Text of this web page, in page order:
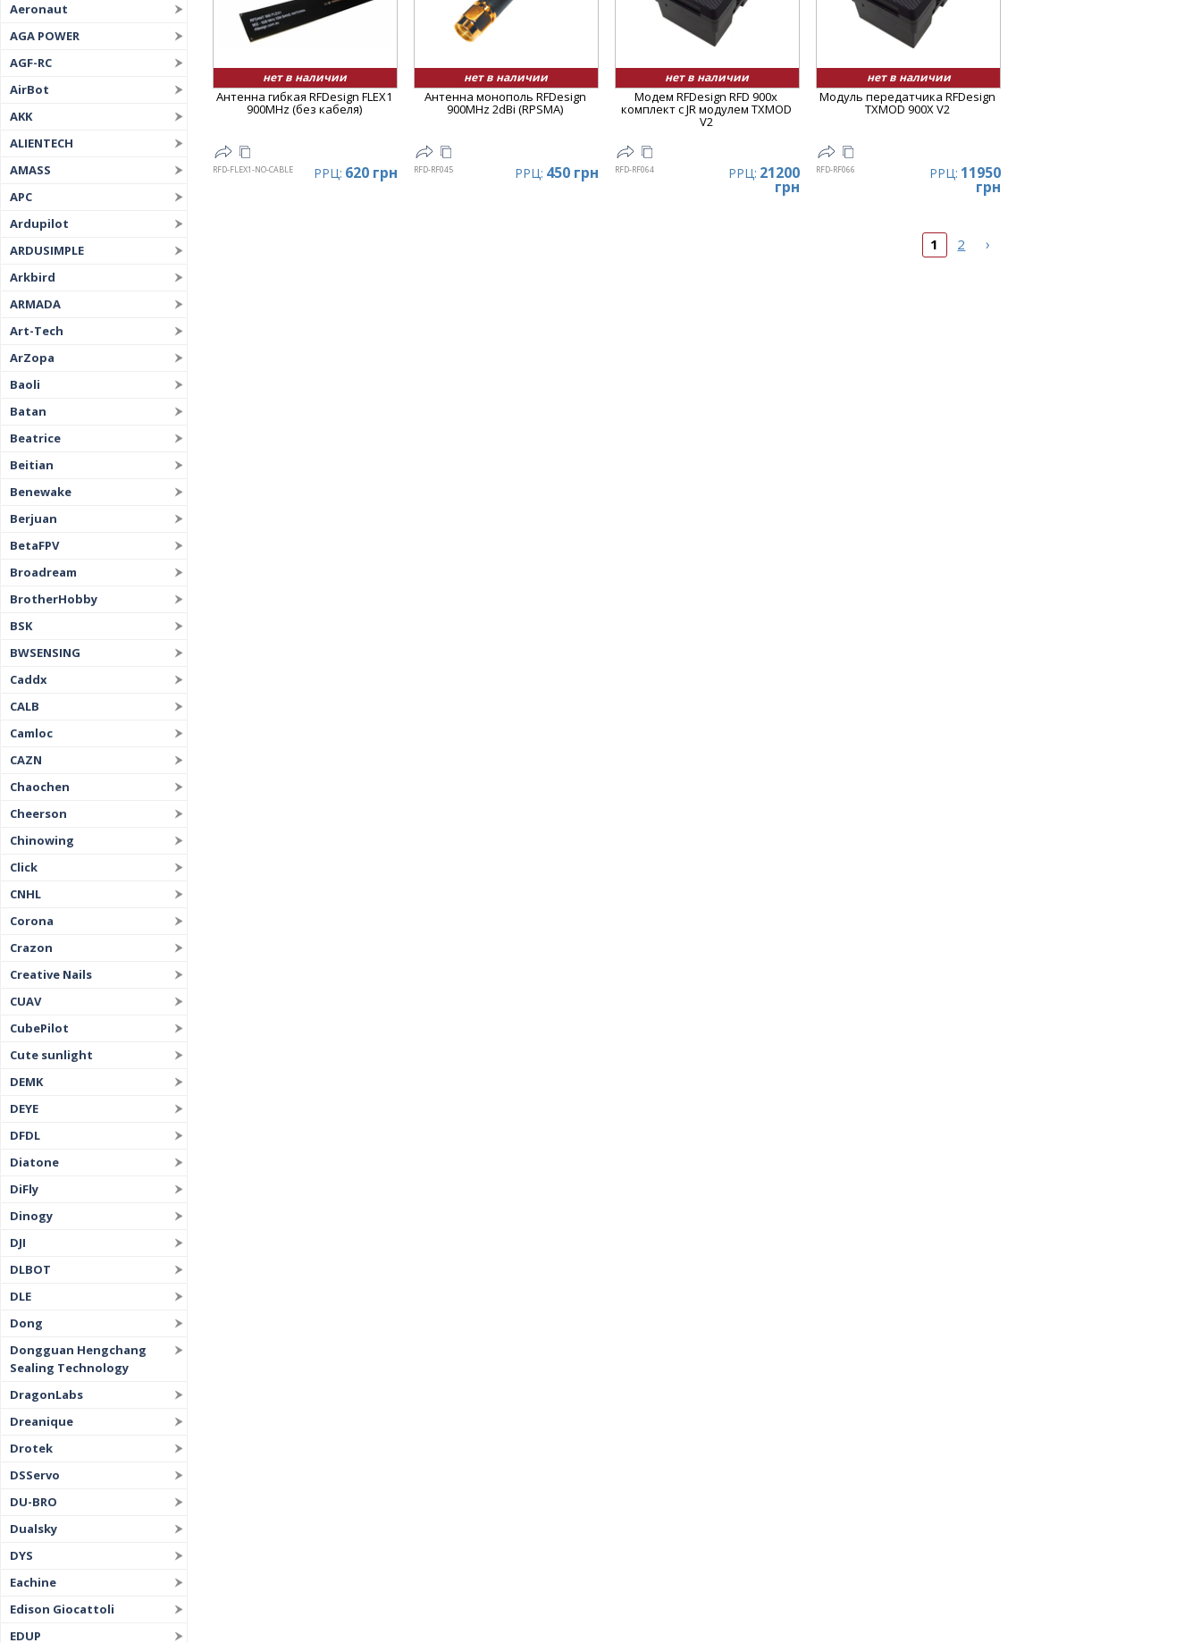
Aeronaut
AGA POWER
AGF-RC
AirBot
AKK
ALIENTECH
AMASS
APC
Ardupilot
ARDUSIMPLE
Arkbird
ARMADA
Art-Tech
ArZopa
Baoli
Batan
Beatrice
Beitian
Benewake
Berjuan
BetaFPV
Broadream
BrotherHobby
BSK
BWSENSING
Caddx
CALB
Camloc
CAZN
Chaochen
Cheerson
Chinowing
Click
CNHL
Corona
Crazon
Creative Nails
CUAV
CubePilot
Cute sunlight
DEMK
DEYE
DFDL
Diatone
DiFly
Dinogy
DJI
DLBOT
DLE
Dong
Dongguan Hengchang
Sealing Technology
DragonLabs
Dreanique
Drotek
DSServo
DU-BRO
Dualsky
DYS
Eachine
Edison Giocattoli
EDUP
нет в наличии
Антенна гибкая RFDesign FLEX1
900MHz (без кабеля)
RFD-FLEX1-NO-CABLE РРЦ: 620 грн
нет в наличии
Антенна монополь RFDesign
900MHz 2dBi (RPSMA)
RFD-RF045 РРЦ: 450 грн
нет в наличии
Модем RFDesign RFD 900x
комплект с JR модулем TXMOD
V2
RFD-RF064 РРЦ: 21200
грн
нет в наличии
Модуль передатчика RFDesign
TXMOD 900X V2
RFD-RF066 РРЦ: 11950
грн
1 2 ›